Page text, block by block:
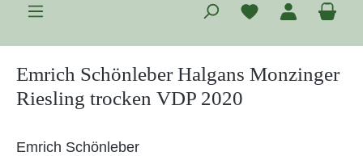
Du hast 0
Emrich Schönleber Halgans Monzinger
Riesling trocken VDP 2020
Emrich Schönleber